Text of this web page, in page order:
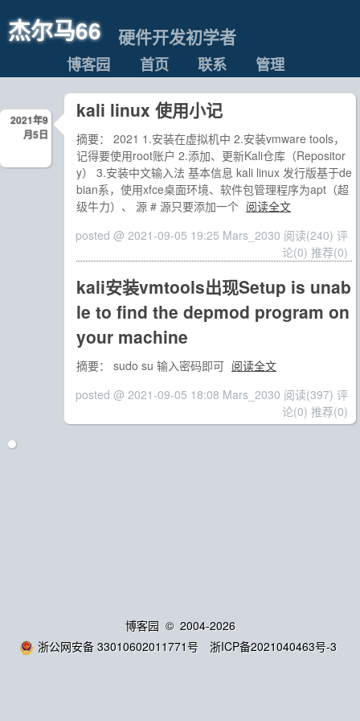
杰尔马66 硬件开发初学者
博客园 首页 联系 管理
2021年9
月5日
kali linux 使用小记
摘要： 2021 1.安装在虚拟机中 2.安装vmware tools，
记得要使用root账户 2.添加、更新Kali仓库（Repositor
y） 3.安装中文输入法 基本信息 kali linux 发行版基于de
bian系，使用xfce桌面环境、软件包管理程序为apt（超
级牛力）、 源 # 源只要添加一个 阅读全文
posted @ 2021-09-05 19:25 Mars_2030 阅读(240) 评
论(0) 推荐(0)
kali安装vmtools出现Setup is unab
le to find the depmod program on
your machine
摘要： sudo su 输入密码即可 阅读全文
posted @ 2021-09-05 18:08 Mars_2030 阅读(397) 评
论(0) 推荐(0)
博客园 © 2004-2026
浙公网安备 33010602011771号
浙ICP备2021040463号-3